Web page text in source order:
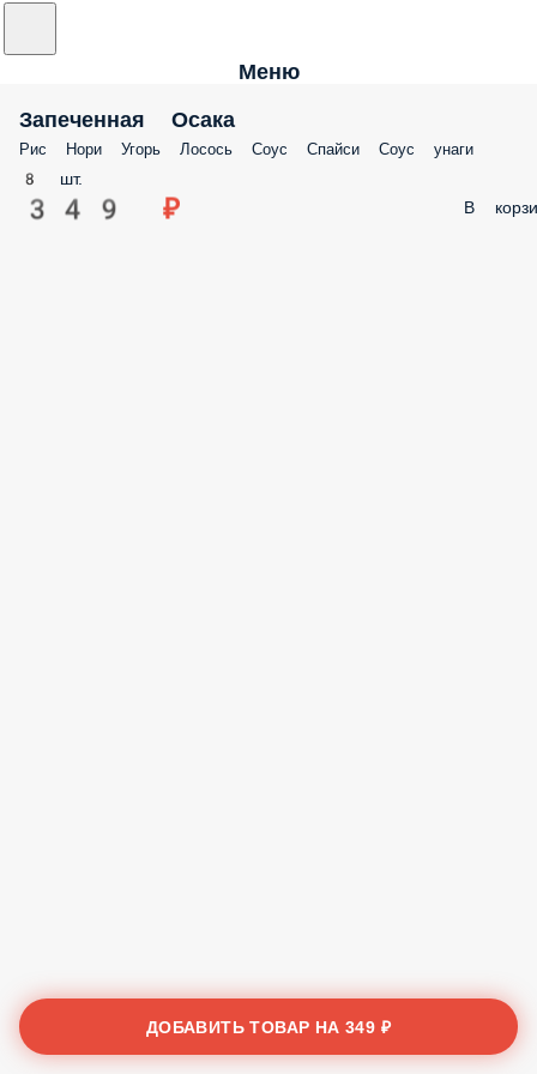
Меню
Запеченная Осака
Рис Нори Угорь Лосось Соус Спайси Соус унаги
8 шт.
349 ₽ В
ДОБАВИТЬ ТОВАР НА349 ₽